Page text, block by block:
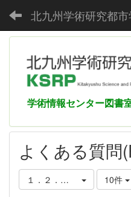
学術情報センター図書
よくある質問
１．２．本棚の探し方・借
10件